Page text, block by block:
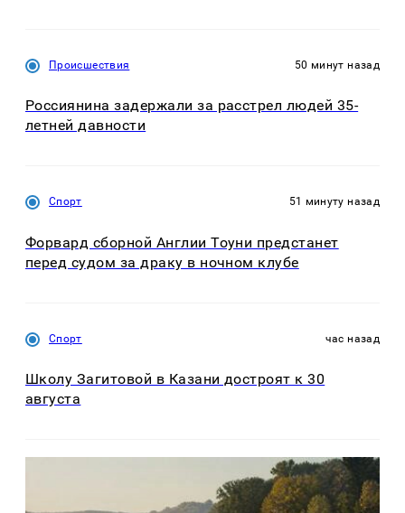
Происшествия 50 минут назад
Россиянина задержали за расстрел людей 35-
летней давности
Спорт 51 минуту назад
Форвард сборной Англии Тоуни предстанет
перед судом за драку в ночном клубе
Спорт час назад
Школу Загитовой в Казани достроят к 30
августа